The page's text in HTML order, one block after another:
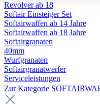
Revolver ab 18
Softair Einsteiger Set
Softairwaffen ab 14 Jahre
Softairwaffen ab 18 Jahre
Softairgranaten
40mm
Wurfgranaten
Softairgranatwerfer
Serviceleistungen
Zur Kategorie